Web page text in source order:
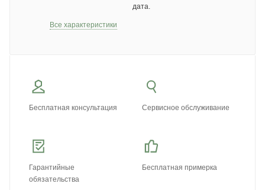
дата.
Все характеристики
Бесплатная консультация Сервисное обслуживание
Гарантийные
обязательства
Бесплатная примерка